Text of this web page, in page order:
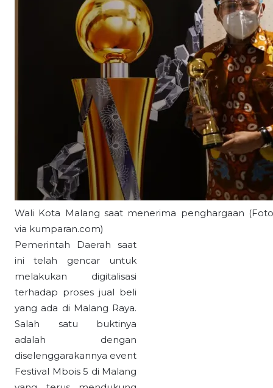
Wali Kota Malang saat menerima penghargaan (Foto
via kumparan.com)
Pemerintah Daerah saat
ini telah gencar untuk
melakukan digitalisasi
terhadap proses jual beli
yang ada di Malang Raya.
Salah satu buktinya
adalah dengan
diselenggarakannya event
Festival Mbois 5 di Malang